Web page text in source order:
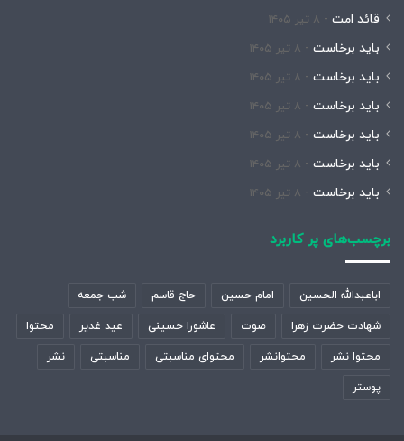
قائد امت ۸ تیر ۱۴۰۵
باید برخاست ۸ تیر ۱۴۰۵
باید برخاست ۸ تیر ۱۴۰۵
باید برخاست ۸ تیر ۱۴۰۵
باید برخاست ۸ تیر ۱۴۰۵
باید برخاست ۸ تیر ۱۴۰۵
باید برخاست ۸ تیر ۱۴۰۵
برچسب‌های پر کاربرد
اباعبدالله الحسین امام حسین حاج قاسم شب جمعه
شهادت حضرت زهرا صوت عاشورا حسینی عید غدیر محتوا
محتوا نشر محتوانشر محتوای مناسبتی مناسبتی نشر
پوستر